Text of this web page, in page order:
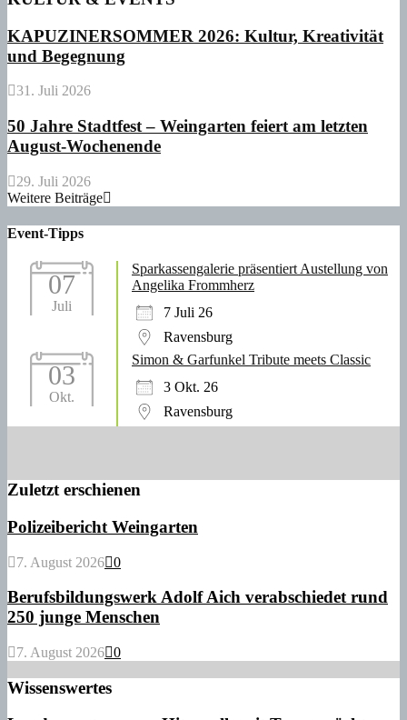
KAPUZINERSOMMER 2026: Kultur, Kreativität
und Begegnung
31. Juli 2026
50 Jahre Stadtfest – Weingarten feiert am letzten
August-Wochenende
29. Juli 2026
Weitere Beiträge
Event-Tipps
07
Juli
Sparkassengalerie präsentiert Austellung von
Angelika Frommherz
7 Juli 26
Ravensburg
03
Okt.
Simon & Garfunkel Tribute meets Classic
3 Okt. 26
Ravensburg
Zuletzt erschienen
Polizeibericht Weingarten
7. August 2026 0
Berufsbildungswerk Adolf Aich verabschiedet rund
250 junge Menschen
7. August 2026 0
Wissenswertes